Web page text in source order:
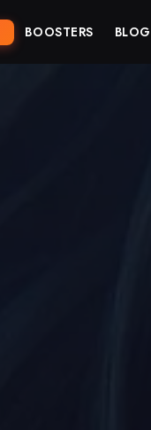
BOOSTERS BLOG